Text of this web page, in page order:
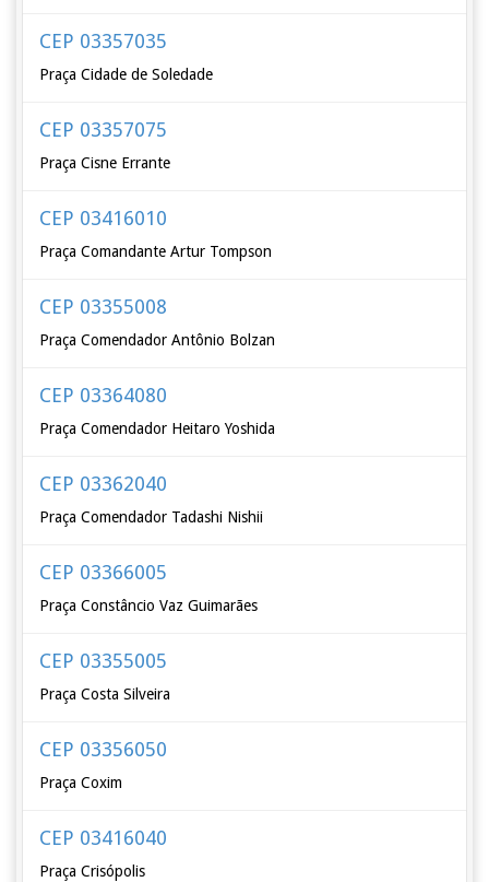
CEP 03357035
Praça Cidade de Soledade
CEP 03357075
Praça Cisne Errante
CEP 03416010
Praça Comandante Artur Tompson
CEP 03355008
Praça Comendador Antônio Bolzan
CEP 03364080
Praça Comendador Heitaro Yoshida
CEP 03362040
Praça Comendador Tadashi Nishii
CEP 03366005
Praça Constâncio Vaz Guimarães
CEP 03355005
Praça Costa Silveira
CEP 03356050
Praça Coxim
CEP 03416040
Praça Crisópolis